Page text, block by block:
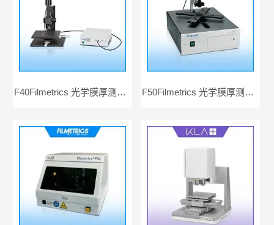
F40Filmetrics 光学膜厚测量仪 F50Filmetrics 光学膜厚测量仪自动化MAPPING